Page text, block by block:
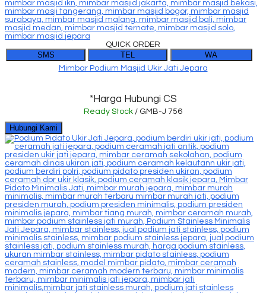
QUICK ORDER
SMS TEL WA
Mimbar Podium Masjid Ukir Jati Jepara
*Harga Hubungi CS
Ready Stock / GMB-J 756
Hubungi Kami